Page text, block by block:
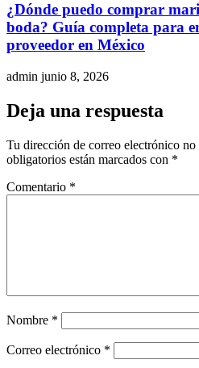
¿Dónde puedo comprar
boda? Guía completa para
proveedor en México
admin junio 8, 2026
Deja una respuesta
Tu dirección de correo electrónico no
obligatorios están marcados con *
Comentario *
Nombre *
Correo electrónico *